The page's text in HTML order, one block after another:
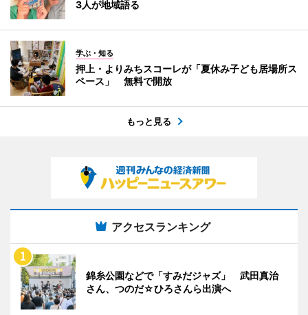
3人が地域語る
学ぶ・知る
押上・よりみちスコーレが「夏休み子ども居場所ス
ペース」 無料で開放
もっと見る
アクセスランキング
錦糸公園などで「すみだジャズ」 武田真治
さん、つのだ☆ひろさんら出演へ